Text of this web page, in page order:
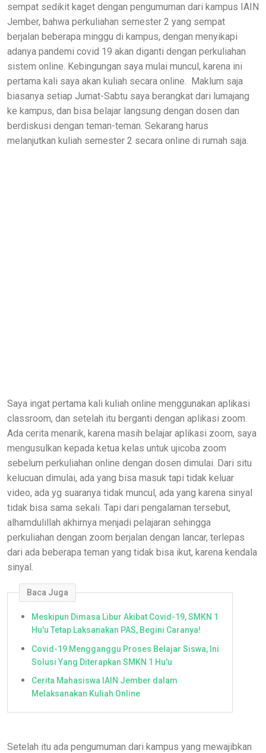
sempat sedikit kaget dengan pengumuman dari kampus IAIN
Jember, bahwa perkuliahan semester 2 yang sempat
berjalan beberapa minggu di kampus, dengan menyikapi
adanya pandemi covid 19 akan diganti dengan perkuliahan
sistem online. Kebingungan saya mulai muncul, karena ini
pertama kali saya akan kuliah secara online. Maklum saja
biasanya setiap Jumat-Sabtu saya berangkat dari lumajang
ke kampus, dan bisa belajar langsung dengan dosen dan
berdiskusi dengan teman-teman. Sekarang harus
melanjutkan kuliah semester 2 secara online di rumah saja.
Saya ingat pertama kali kuliah online menggunakan aplikasi
classroom, dan setelah itu berganti dengan aplikasi zoom.
Ada cerita menarik, karena masih belajar aplikasi zoom, saya
mengusulkan kepada ketua kelas untuk ujicoba zoom
sebelum perkuliahan online dengan dosen dimulai. Dari situ
kelucuan dimulai, ada yang bisa masuk tapi tidak keluar
video, ada yg suaranya tidak muncul, ada yang karena sinyal
tidak bisa sama sekali. Tapi dari pengalaman tersebut,
alhamdulillah akhirnya menjadi pelajaran sehingga
perkuliahan dengan zoom berjalan dengan lancar, terlepas
dari ada beberapa teman yang tidak bisa ikut, karena kendala
sinyal.
Baca Juga
Meskipun Dimasa Libur Akibat Covid-19, SMKN 1
Hu'u Tetap Laksanakan PAS, Begini Caranya!
Covid-19 Mengganggu Proses Belajar Siswa, Ini
Solusi Yang Diterapkan SMKN 1 Hu'u
Cerita Mahasiswa IAIN Jember dalam
Melaksanakan Kuliah Online
Setelah itu ada pengumuman dari kampus yang mewajibkan